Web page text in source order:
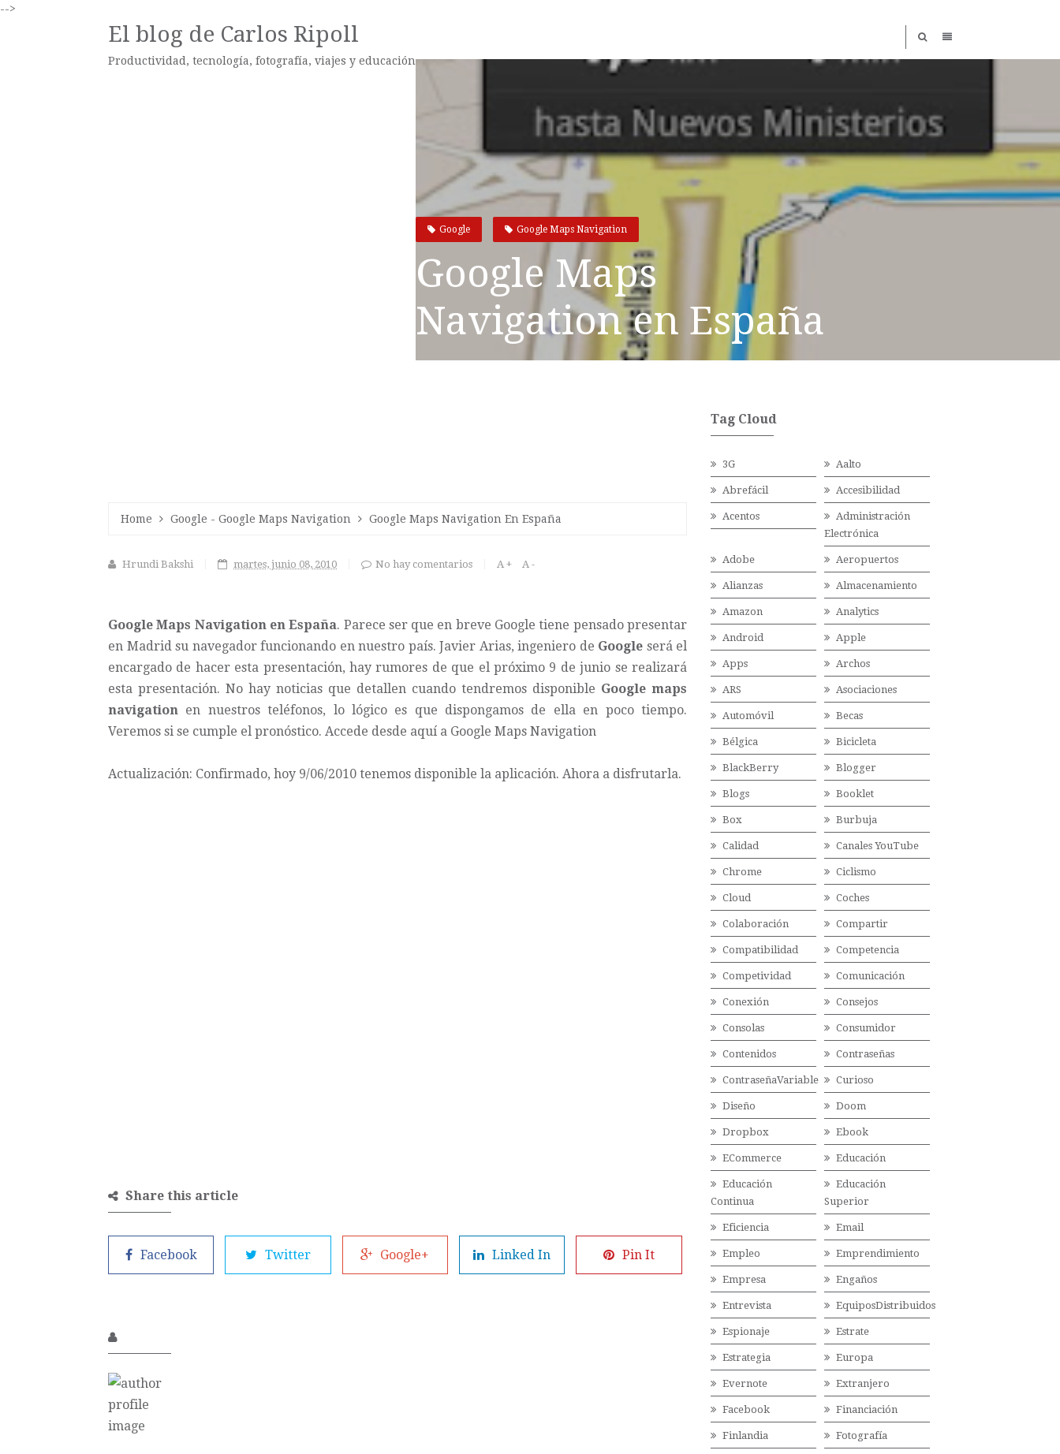
-->
El blog de Carlos Ripoll
Productividad, tecnología, fotografía, viajes y educación
Google Google Maps Navigation
Google Maps
Navigation en España
Home Google - Google Maps Navigation Google Maps Navigation En España
Hrundi Bakshi martes, junio 08, 2010 No hay comentarios A + A -
Google Maps Navigation en España. Parece ser que en breve Google tiene pensado presentar
en Madrid su navegador funcionando en nuestro país. Javier Arias, ingeniero de Google será el
encargado de hacer esta presentación, hay rumores de que el próximo 9 de junio se realizará
esta presentación. No hay noticias que detallen cuando tendremos disponible Google maps
navigation en nuestros teléfonos, lo lógico es que dispongamos de ella en poco tiempo.
Veremos si se cumple el pronóstico. Accede desde aquí a Google Maps Navigation
Actualización: Confirmado, hoy 9/06/2010 tenemos disponible la aplicación. Ahora a disfrutarla.
Share this article
Facebook Twitter Google+ Linked In Pin It
Tag Cloud
3G Aalto
Abrefácil Accesibilidad
Acentos
Administración
Electrónica
Adobe Aeropuertos
Alianzas Almacenamiento
Amazon Analytics
Android Apple
Apps Archos
ARS Asociaciones
Automóvil Becas
Bélgica Bicicleta
BlackBerry Blogger
Blogs Booklet
Box Burbuja
Calidad Canales YouTube
Chrome Ciclismo
Cloud Coches
Colaboración Compartir
Compatibilidad Competencia
Competividad Comunicación
Conexión Consejos
Consolas Consumidor
Contenidos Contraseñas
ContraseñaVariable Curioso
Diseño Doom
Dropbox Ebook
ECommerce Educación
Educación
Continua
Educación
Superior
Eficiencia Email
Empleo Emprendimiento
Empresa Engaños
Entrevista EquiposDistribuidos
Espionaje Estrate
Estrategia Europa
Evernote Extranjero
Facebook Financiación
Finlandia Fotografía